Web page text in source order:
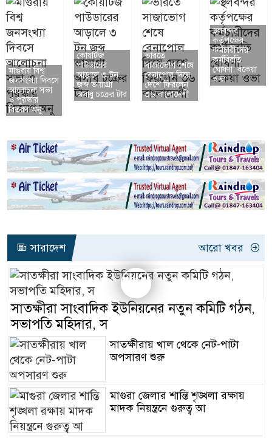
মাগুরায় বিশ্ব
জনসংখ্যা দিবসে
আলোচনা সভা
ও পুরস্কার
বিতরণ অনু
কোয়ার্টজ
পাউডারের
আড়ালে ৩ টন
জব্দ ভায়াগ্রা
অসাধু চক্রের টার
ভারতে
সাজাভোগ শেষে
বেনাপোল দিয়ে
দেশে ফিরলেন
৩৬ বাংলাদেশী
স্থলবন্দর
কর্তৃপক্ষের
কর্মচারীদের
কর্মবিরতি
ঘোষণা: বকেয়া
ওভা
সারাদেশ আরো খবর
সাতক্ষীরা সাংবাদিক ইউনিয়নের নতুন কমিটি গঠন,
সভাপতি মহিদার, স
সাতক্ষীরায় খাল থেকে নেট-পাটা
অপসারণ শুরু
মাগুরা জেলার শান্তি শৃঙ্খলা রক্ষায়
মাদক নিয়ন্ত্রনে গুরুত্ব আ